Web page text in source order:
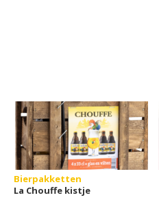
Bierpakketten
La Chouffe kistje